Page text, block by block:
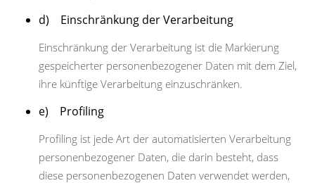
d) Einschränkung der Verarbeitung
Einschränkung der Verarbeitung ist die Markierung
gespeicherter personenbezogener Daten mit dem Ziel,
ihre künftige Verarbeitung einzuschränken.
e) Profiling
Profiling ist jede Art der automatisierten Verarbeitung
personenbezogener Daten, die darin besteht, dass
diese personenbezogenen Daten verwendet werden,